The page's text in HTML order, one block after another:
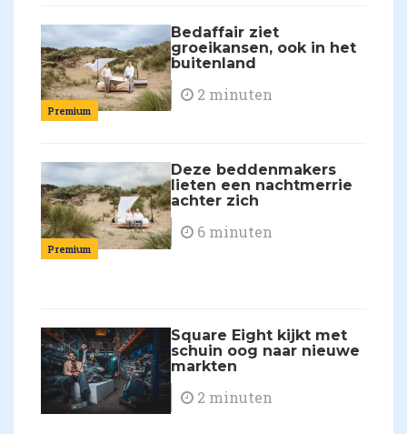
Premium
Bedaffair ziet
groeikansen, ook in het
buitenland
2 minuten
Premium
Deze beddenmakers
lieten een nachtmerrie
achter zich
6 minuten
Square Eight kijkt met
schuin oog naar nieuwe
markten
2 minuten